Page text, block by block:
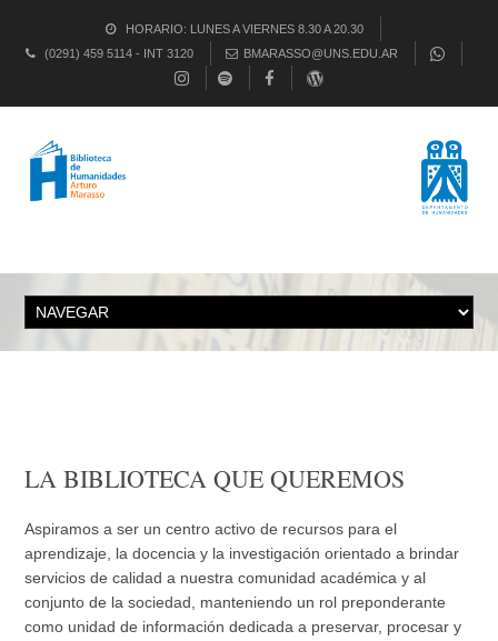
HORARIO: LUNES A VIERNES 8.30 A 20.30
(0291) 459 5114 - INT 3120
BMARASSO@UNS.EDU.AR
LA BIBLIOTECA QUE QUEREMOS
Aspiramos a ser un centro activo de recursos para el
aprendizaje, la docencia y la investigación orientado a brindar
servicios de calidad a nuestra comunidad académica y al
conjunto de la sociedad, manteniendo un rol preponderante
como unidad de información dedicada a preservar, procesar y